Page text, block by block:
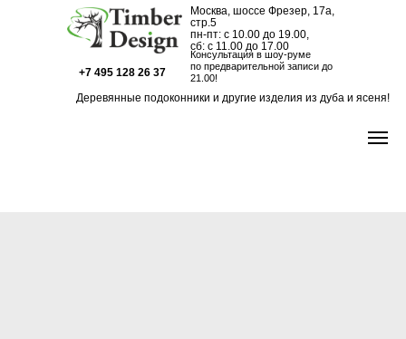
+7 495 128 26 37
Консультация в шоу-руме
по предварительной записи до
21.00!
Москва, шоссе Фрезер, 17а,
стр.5
пн-пт: с 10.00 до 19.00,
сб: с 11.00 до 17.00
Деревянные подоконники и другие изделия из дуба и ясеня!